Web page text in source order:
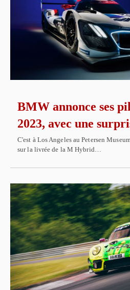
BMW annonce ses
2023, avec une
C'est à Los Angeles au Petersen
sur la livrée de la M Hybrid…